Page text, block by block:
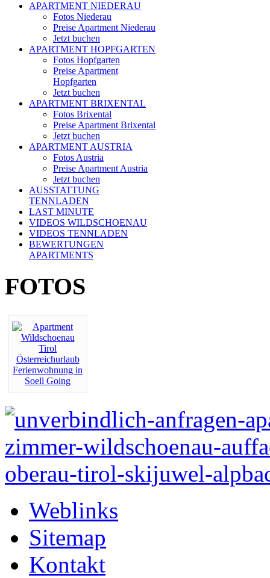
APARTMENT NIEDERAU
Fotos Niederau
Preise Apartment Niederau
Jetzt buchen
APARTMENT HOPFGARTEN
Fotos Hopfgarten
Preise Apartment
Hopfgarten
Jetzt buchen
APARTMENT BRIXENTAL
Fotos Brixental
Preise Apartment Brixental
Jetzt buchen
APARTMENT AUSTRIA
Fotos Austria
Preise Apartment Austria
Jetzt buchen
AUSSTATTUNG
TENNLADEN
LAST MINUTE
VIDEOS WILDSCHOENAU
VIDEOS TENNLADEN
BEWERTUNGEN
APARTMENTS
FOTOS
Weblinks
Sitemap
Kontakt